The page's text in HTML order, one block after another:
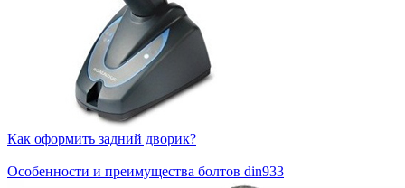
Как оформить задний дворик?
Особенности и преимущества болтов din933